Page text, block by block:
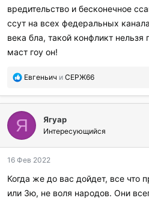
вредительство и бесконечное
ссут на всех федеральных
века бла, такой конфликт
маст гоу он!
П
б
л
а
г
о
а
и
л
Евгеньич и СЕРЖ66
Я Ягуар
Интересующийся
16 Фев 2022
Когда же до вас дойдет, все что
или Зю, не воля народов. Они